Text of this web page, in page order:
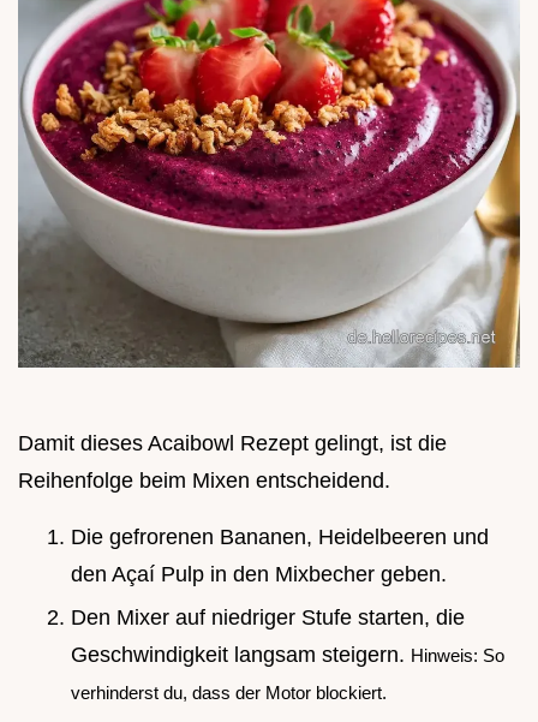
Damit dieses Acaibowl Rezept gelingt, ist die
Reihenfolge beim Mixen entscheidend.
Die gefrorenen Bananen, Heidelbeeren und
den Açaí Pulp in den Mixbecher geben.
Den Mixer auf niedriger Stufe starten, die
Geschwindigkeit langsam steigern. Hinweis: So
verhinderst du, dass der Motor blockiert.